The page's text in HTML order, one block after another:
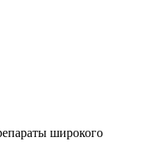
широкого